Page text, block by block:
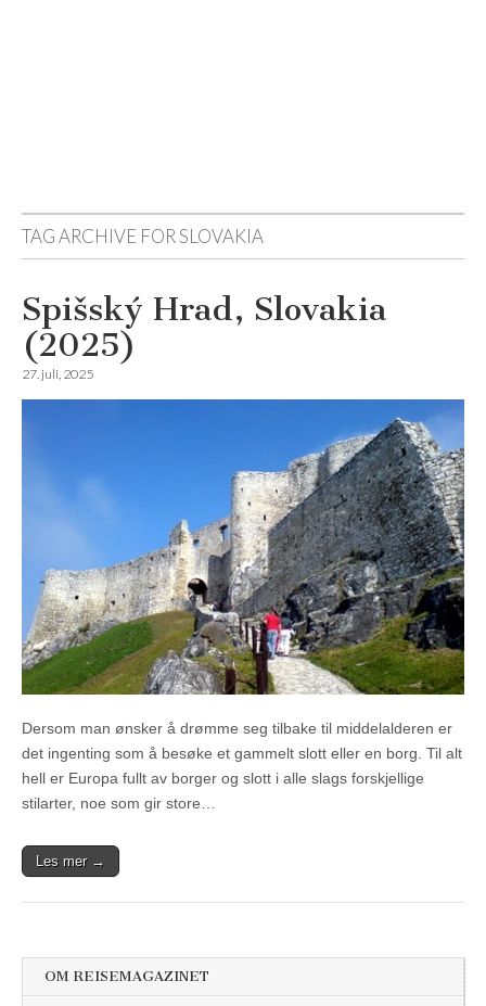
Reisemagazinet
TAG ARCHIVE FORSLOVAKIA
Spišský Hrad, Slovakia
(2025)
27. juli, 2025
Dersom man ønsker å drømme seg tilbake til middelalderen er
det ingenting som å besøke et gammelt slott eller en borg. Til alt
hell er Europa fullt av borger og slott i alle slags forskjellige
stilarter, noe som gir store…
Les mer →
OM REISEMAGAZINET